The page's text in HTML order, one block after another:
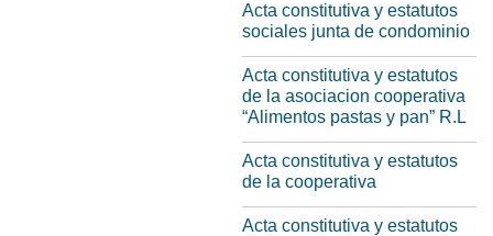
Acta constitutiva y estatutos
sociales junta de condominio
Acta constitutiva y estatutos
de la asociacion cooperativa
“Alimentos pastas y pan” R.L
Acta constitutiva y estatutos
de la cooperativa
Acta constitutiva y estatutos